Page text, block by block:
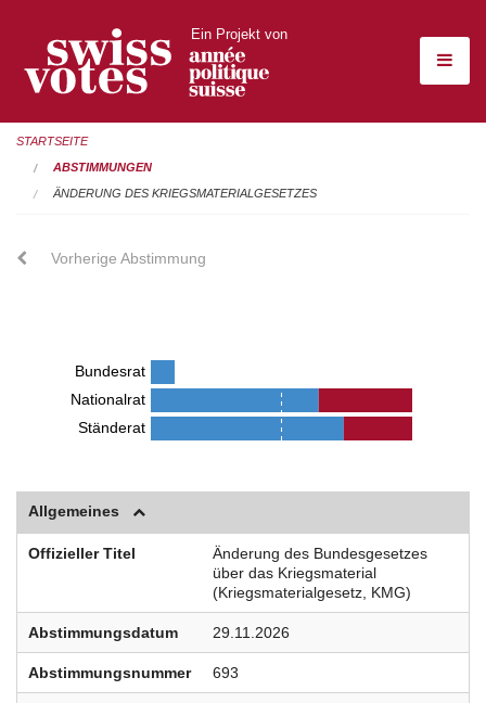
Ein Projekt von
STARTSEITE
ABSTIMMUNGEN
ÄNDERUNG DES KRIEGSMATERIALGESETZES
Vorherige Abstimmung
Bundesrat
Nationalrat
Ständerat
Allgemeines
Offizieller Titel
Änderung des Bundesgesetzes
über das Kriegsmaterial
(Kriegsmaterialgesetz, KMG)
Abstimmungsdatum 29.11.2026
Abstimmungsnummer 693